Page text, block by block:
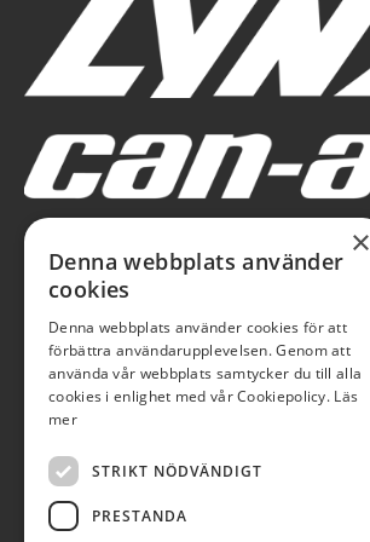
×
Denna webbplats använder
cookies
Denna webbplats använder cookies för att
förbättra användarupplevelsen. Genom att
använda vår webbplats samtycker du till alla
cookies i enlighet med vår Cookiepolicy. Läs
mer
STRIKT NÖDVÄNDIGT
PRESTANDA